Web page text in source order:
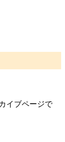
イブページで